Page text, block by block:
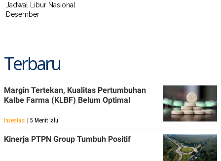
Jadwal Libur Nasional
Desember
Terbaru
Margin Tertekan, Kualitas Pertumbuhan
Kalbe Farma (KLBF) Belum Optimal
Investasi | 5 Menit lalu
Kinerja PTPN Group Tumbuh Positif